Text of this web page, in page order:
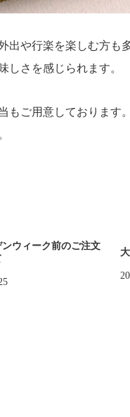
出や行楽を楽しむ方も
しさを感じられます。
もご用意しておりま
ンウィーク前のご注文